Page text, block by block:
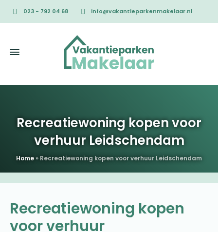
023 - 792 04 68 info@vakantieparkenmakelaar.nl
Recreatiewoning kopen voor
verhuur Leidschendam
Home» Recreatiewoning kopen voor verhuur Leidschendam
Recreatiewoning kopen
voor verhuur